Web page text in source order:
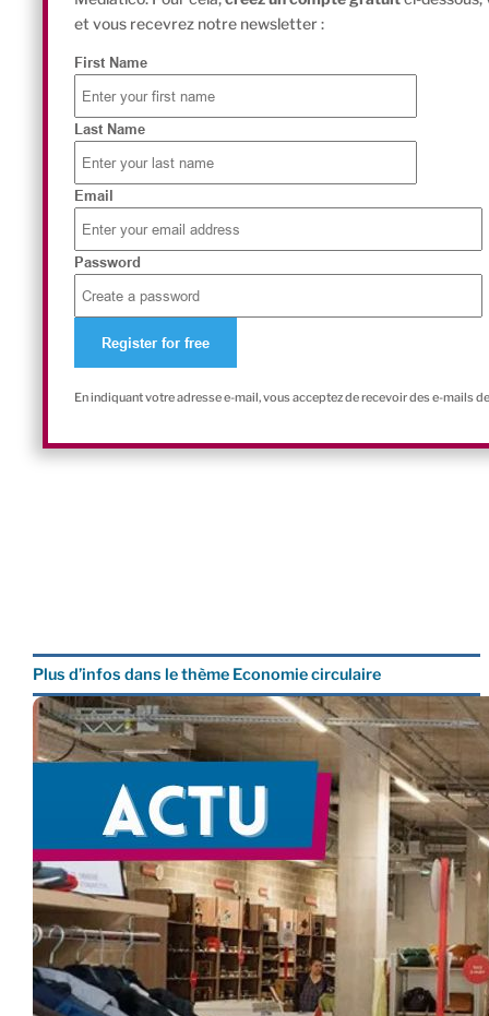
et vous recevrez notre newsletter :
First Name
Last Name
Email
Password
En indiquant votre adresse e-mail, vous acceptez de recevoir des e-mails
Plus d’infos dans le thème Economie circulaire